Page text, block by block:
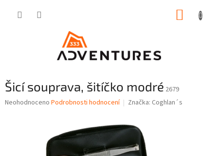
Šicí souprava, šitíčko modré 2679
Průměrné
Neohodnoceno Podrobnosti hodnocení Značka: Coghlan´s